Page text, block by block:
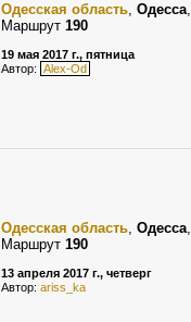
Одесская область, Одесса,
Маршрут 190
19 мая 2017 г., пятница
Автор: Alex-Od
Одесская область, Одесса,
Маршрут 190
13 апреля 2017 г., четверг
Автор: ariss_ka